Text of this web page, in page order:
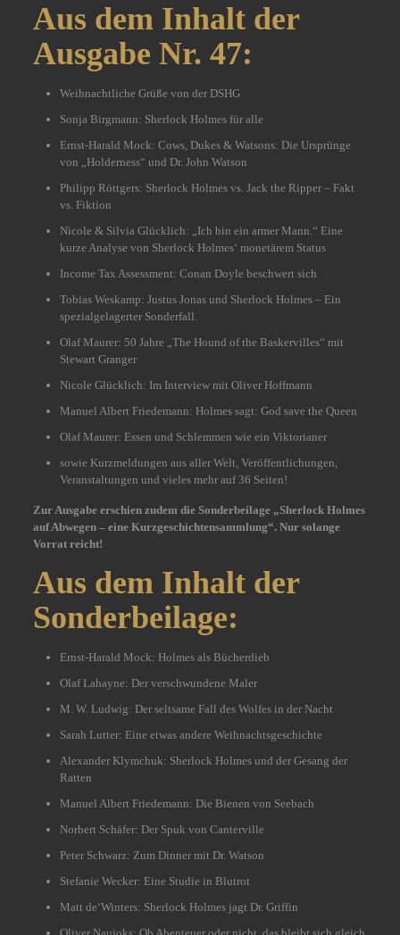
Aus dem Inhalt der
Ausgabe Nr. 47:
Weihnachtliche Grüße von der DSHG
Sonja Birgmann: Sherlock Holmes für alle
Ernst-Harald Mock: Cows, Dukes & Watsons: Die Ursprünge
von „Holderness“ und Dr. John Watson
Philipp Röttgers: Sherlock Holmes vs. Jack the Ripper – Fakt
vs. Fiktion
Nicole & Silvia Glücklich: „Ich bin ein armer Mann.“ Eine
kurze Analyse von Sherlock Holmes‘ monetärem Status
Income Tax Assessment: Conan Doyle beschwert sich
Tobias Weskamp: Justus Jonas und Sherlock Holmes – Ein
spezialgelagerter Sonderfall.
Olaf Maurer: 50 Jahre „The Hound of the Baskervilles“ mit
Stewart Granger
Nicole Glücklich: Im Interview mit Oliver Hoffmann
Manuel Albert Friedemann: Holmes sagt: God save the Queen
Olaf Maurer: Essen und Schlemmen wie ein Viktorianer
sowie Kurzmeldungen aus aller Welt, Veröffentlichungen,
Veranstaltungen und vieles mehr auf 36 Seiten!
Zur Ausgabe erschien zudem die Sonderbeilage „Sherlock Holmes
auf Abwegen – eine Kurzgeschichtensammlung“. Nur solange
Vorrat reicht!
Aus dem Inhalt der
Sonderbeilage:
Ernst-Harald Mock: Holmes als Bücherdieb
Olaf Lahayne: Der verschwundene Maler
M. W. Ludwig: Der seltsame Fall des Wolfes in der Nacht
Sarah Lutter: Eine etwas andere Weihnachtsgeschichte
Alexander Klymchuk: Sherlock Holmes und der Gesang der
Ratten
Manuel Albert Friedemann: Die Bienen von Seebach
Norbert Schäfer: Der Spuk von Canterville
Peter Schwarz: Zum Dinner mit Dr. Watson
Stefanie Wecker: Eine Studie in Blutrot
Matt de‘Winters: Sherlock Holmes jagt Dr. Griffin